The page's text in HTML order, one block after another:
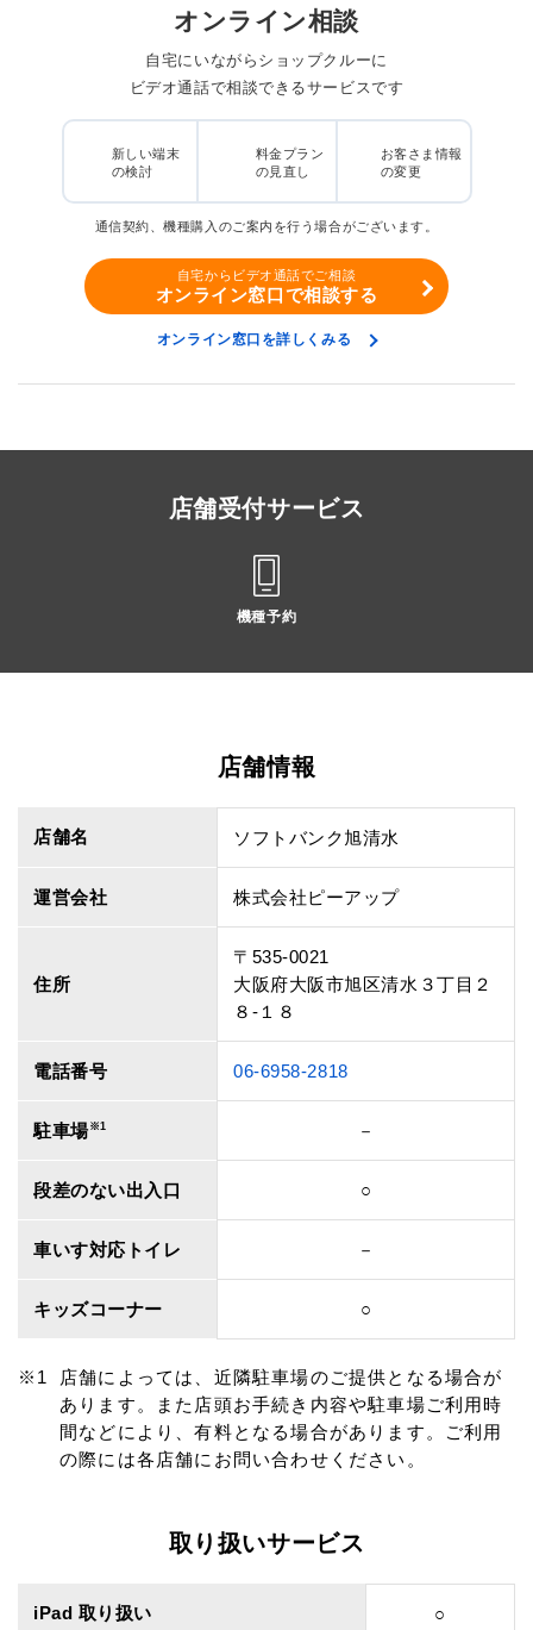
オンライン相談
自宅にいながらショップクルーに
ビデオ通話で相談できるサービスです
新しい端末
の検討
料金プラン
の見直し
お客さま情報
の変更
通信契約、機種購入のご案内を行う場合がございます。
自宅からビデオ通話でご相談
オンライン窓口で相談する
オンライン窓口を詳しくみる
店舗受付サービス
機種予約
店舗情報
店舗名 ソフトバンク旭清水
運営会社 株式会社ピーアップ
住所
〒535-0021
大阪府大阪市旭区清水３丁目２
８‐１８
電話番号 06-6958-2818
駐車場※1 －
段差のない出入口 ○
車いす対応トイレ －
キッズコーナー ○
店舗によっては、近隣駐車場のご提供となる場合が
あります。また店頭お手続き内容や駐車場ご利用時
間などにより、有料となる場合があります。ご利用
の際には各店舗にお問い合わせください。
取り扱いサービス
iPad 取り扱い ○